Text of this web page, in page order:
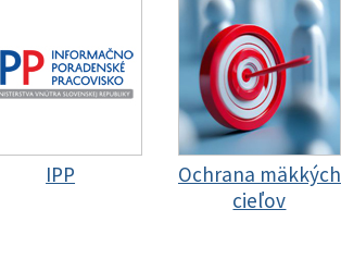
IPP
Ochrana mäkkých
cieľov